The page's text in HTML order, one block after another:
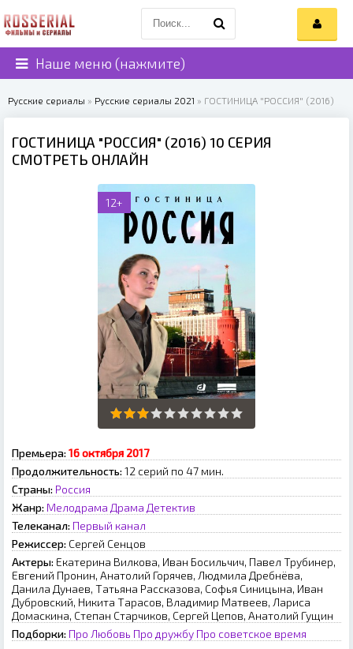
Наше меню (нажмите)
Русские сериалы » Русские сериалы 2021 » ГОСТИНИЦА "РОССИЯ" (2016)
ГОСТИНИЦА "РОССИЯ" (2016) 10 СЕРИЯ
СМОТРЕТЬ ОНЛАЙН
12+
Премьера: 16 октября 2017
Продолжительность: 12 серий по 47 мин.
Страны: Россия
Жанр: Мелодрама Драма Детектив
Телеканал: Первый канал
Режиссер: Сергей Сенцов
Актеры: Екатерина Вилкова, Иван Босильчич, Павел Трубинер,
Евгений Пронин, Анатолий Горячев, Людмила Дребнёва,
Данила Дунаев, Татьяна Рассказова, Софья Синицына, Иван
Дубровский, Никита Тарасов, Владимир Матвеев, Лариса
Домаскина, Степан Старчиков, Сергей Цепов, Анатолий Гущин
Подборки: Про Любовь Про дружбу Про советское время